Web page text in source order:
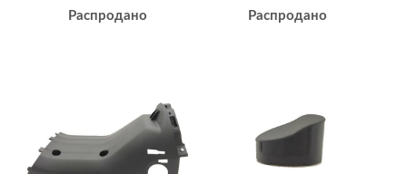
Распродано Распродано